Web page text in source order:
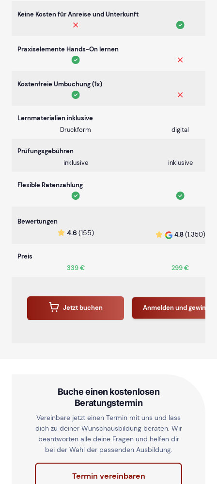
Keine Kosten für Anreise und Unterkunft
Praxiselemente Hands-On lernen
Kostenfreie Umbuchung (1x)
Lernmaterialien inklusive
Druckform
digital
Prüfungsgebühren
inklusive
inklusive
Flexible Ratenzahlung
Bewertungen
4.6 (155) 4.8(1.350)
Preis
339 €
299 €
Jetzt buchen Anmelden und gewinnen
Buche einen kostenlosen
Beratungstermin
Vereinbare jetzt einen Termin mit uns und lass
dich zu deiner Wunschausbildung beraten. Wir
beantworten alle deine Fragen und helfen dir
bei der Wahl der passenden Ausbildung.
Termin vereinbaren